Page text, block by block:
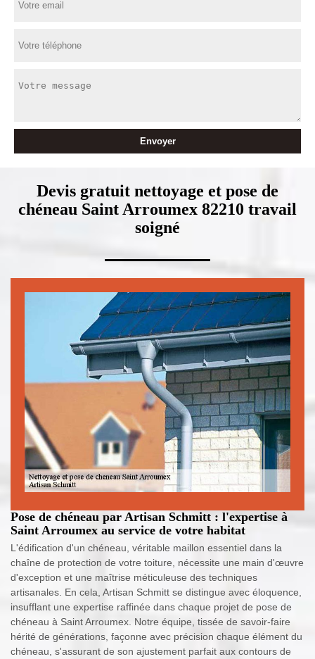
Devis gratuit nettoyage et pose de
chéneau Saint Arroumex 82210 travail
soigné
Pose de chéneau par Artisan Schmitt : l'expertise à
Saint Arroumex au service de votre habitat
L'édification d'un chéneau, véritable maillon essentiel dans la
chaîne de protection de votre toiture, nécessite une main d'œuvre
d'exception et une maîtrise méticuleuse des techniques
artisanales. En cela, Artisan Schmitt se distingue avec éloquence,
insufflant une expertise raffinée dans chaque projet de pose de
chéneau à Saint Arroumex. Notre équipe, tissée de savoir-faire
hérité de générations, façonne avec précision chaque élément du
chéneau, s'assurant de son ajustement parfait aux contours de